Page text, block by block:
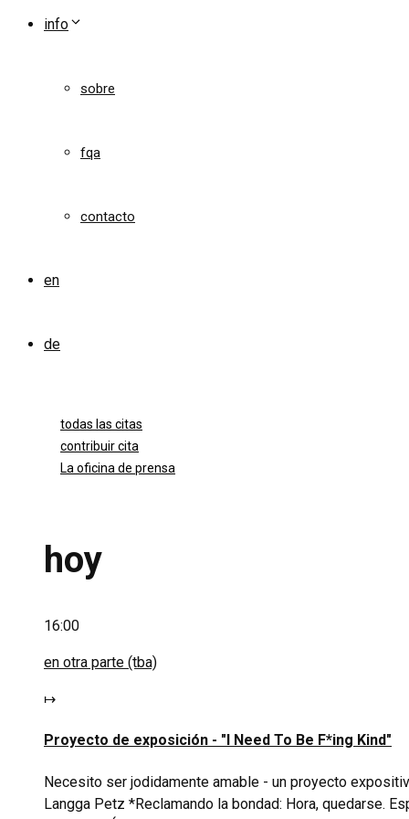
info
sobre
fqa
contacto
en
de
todas las citas
contribuir cita
La oficina de prensa
hoy
16:00
en otra parte (tba)
↦
Proyecto de exposición - "I Need To Be F*ing Kind"
Necesito ser jodidamente amable - un proyecto
Langga Petz *Reclamando la bondad: Hora, quedarse.